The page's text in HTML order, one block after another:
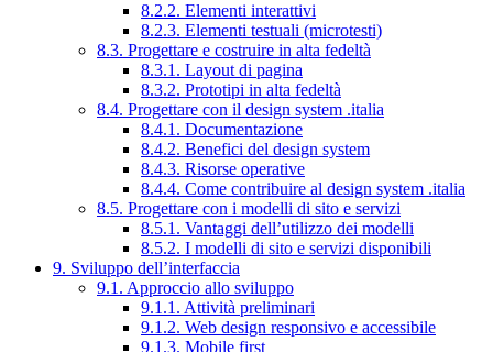
8.2.2. Elementi interattivi
8.2.3. Elementi testuali (microtesti)
8.3. Progettare e costruire in alta fedeltà
8.3.1. Layout di pagina
8.3.2. Prototipi in alta fedeltà
8.4. Progettare con il design system .italia
8.4.1. Documentazione
8.4.2. Benefici del design system
8.4.3. Risorse operative
8.4.4. Come contribuire al design system .italia
8.5. Progettare con i modelli di sito e servizi
8.5.1. Vantaggi dell’utilizzo dei modelli
8.5.2. I modelli di sito e servizi disponibili
9. Sviluppo dell’interfaccia
9.1. Approccio allo sviluppo
9.1.1. Attività preliminari
9.1.2. Web design responsivo e accessibile
9.1.3. Mobile first